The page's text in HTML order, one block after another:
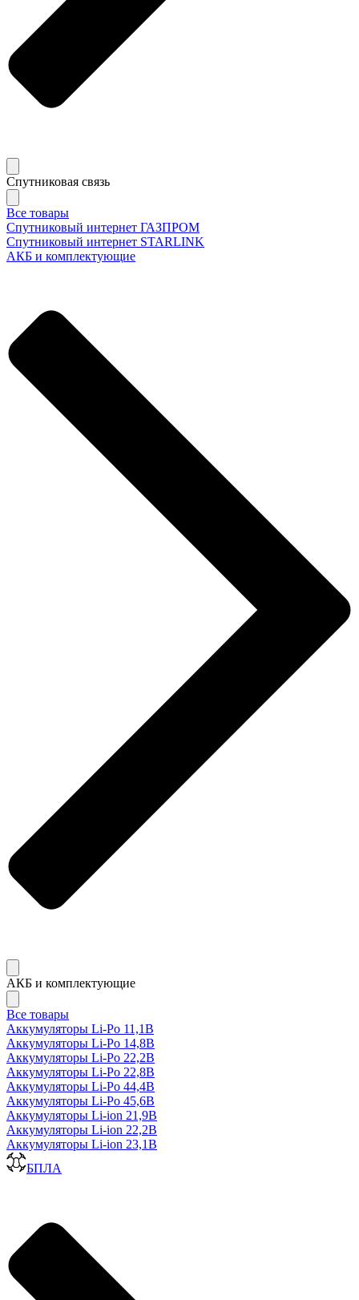
Спутниковая связь
Все товары
Спутниковый интернет ГАЗПРОМ
Спутниковый интернет STARLINK
АКБ и комплектующие
АКБ и комплектующие
Все товары
Аккумуляторы Li-Po 11,1В
Аккумуляторы Li-Po 14,8В
Аккумуляторы Li-Po 22,2В
Аккумуляторы Li-Po 22,8В
Аккумуляторы Li-Po 44,4В
Аккумуляторы Li-Po 45,6В
Аккумуляторы Li-ion 21,9В
Аккумуляторы Li-ion 22,2В
Аккумуляторы Li-ion 23,1В
БПЛА